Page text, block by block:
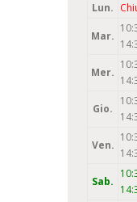
Lun.
Mar.
Mer.
Gio.
Ven.
Sab.